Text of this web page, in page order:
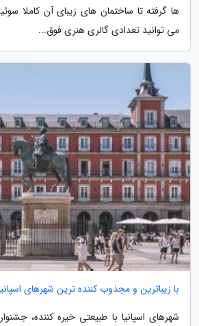
ها گرفته تا ساختمان های زیبای آن کاملا
می توانید تعدادی گالری هنری فوق...
با زیباترین و مجذوب کننده ترین شهرهای
شهرهای اسپانیا با طبیعتی خیره کننده،